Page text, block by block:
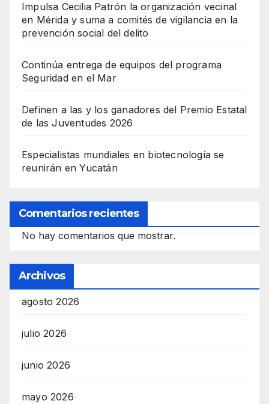
Impulsa Cecilia Patrón la organización vecinal
en Mérida y suma a comités de vigilancia en la
prevención social del delito
Continúa entrega de equipos del programa
Seguridad en el Mar
Definen a las y los ganadores del Premio Estatal
de las Juventudes 2026
Especialistas mundiales en biotecnología se
reunirán en Yucatán
Comentarios recientes
No hay comentarios que mostrar.
Archivos
agosto 2026
julio 2026
junio 2026
mayo 2026